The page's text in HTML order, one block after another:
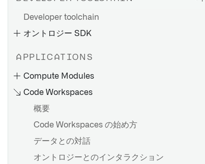
Developer toolchain
オントロジー SDK
APPLICATIONS
Compute Modules
実行モード
コンテナ
Code Workspaces
概要
Code Workspaces の始め方
データとの対話
オントロジーとのインタラクション